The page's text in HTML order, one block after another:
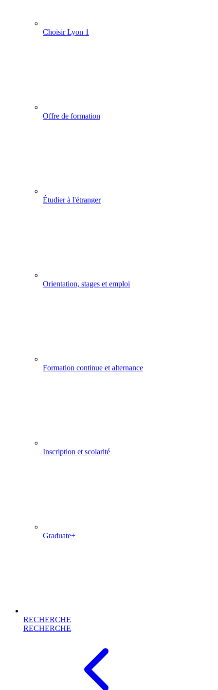
Choisir Lyon 1
Offre de formation
Étudier à l'étranger
Orientation, stages et emploi
Formation continue et alternance
Inscription et scolarité
Graduate+
RECHERCHE
RECHERCHE